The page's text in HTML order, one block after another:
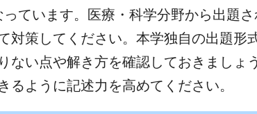
ています。医療・科学分野から出題
対策してください。本学独自の出題形
ない点や解き方を確認しておきましょ
ように記述力を高めてください。